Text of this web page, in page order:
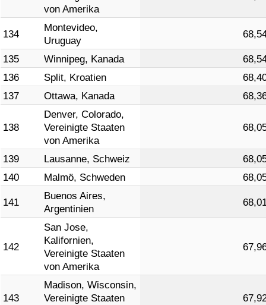
von Amerika
134
Montevideo,
Uruguay
135 Winnipeg, Kanada
136
Split, Kroatien
137
Ottawa, Kanada
138
Denver, Colorado,
Vereinigte Staaten
von Amerika
139 Lausanne, Schweiz
140
Malmö, Schweden
141
Buenos Aires,
Argentinien
142
San Jose,
Kalifornien,
Vereinigte Staaten
von Amerika
143
Madison, Wisconsin,
Vereinigte Staaten